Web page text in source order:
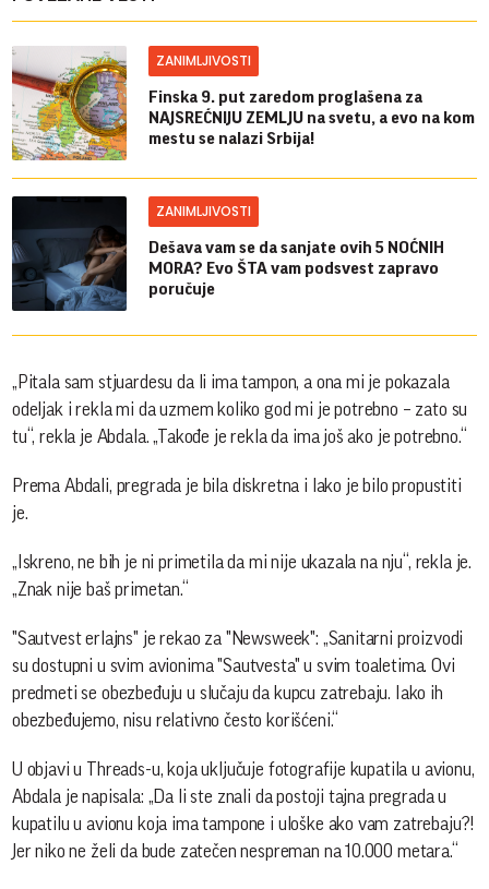
ZANIMLJIVOSTI
Finska 9. put zaredom proglašena za
NAJSREĆNIJU ZEMLJU na svetu, a evo na kom
mestu se nalazi Srbija!
ZANIMLJIVOSTI
Dešava vam se da sanjate ovih 5 NOĆNIH
MORA? Evo ŠTA vam podsvest zapravo
poručuje
„Pitala sam stjuardesu da li ima tampon, a ona mi je pokazala
odeljak i rekla mi da uzmem koliko god mi je potrebno – zato su
tu“, rekla je Abdala. „Takođe je rekla da ima još ako je potrebno.“
Prema Abdali, pregrada je bila diskretna i lako je bilo propustiti
je.
„Iskreno, ne bih je ni primetila da mi nije ukazala na nju“, rekla je.
„Znak nije baš primetan.“
"Sautvest erlajns" je rekao za "Newsweek": „Sanitarni proizvodi
su dostupni u svim avionima "Sautvesta" u svim toaletima. Ovi
predmeti se obezbeđuju u slučaju da kupcu zatrebaju. Iako ih
obezbeđujemo, nisu relativno često korišćeni.“
U objavi u Threads-u, koja uključuje fotografije kupatila u avionu,
Abdala je napisala: „Da li ste znali da postoji tajna pregrada u
kupatilu u avionu koja ima tampone i uloške ako vam zatrebaju?!
Jer niko ne želi da bude zatečen nespreman na 10.000 metara.“